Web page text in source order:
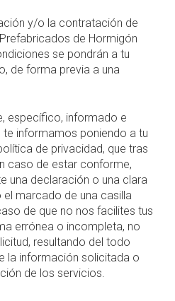
y/o la contratación de
de Hormigón
se pondrán a tu
de forma previa a una
específico, informado e
informamos poniendo a tu
de privacidad, que tras
caso de estar conforme,
una declaración o una clara
marcado de una casilla
de que no nos facilites tus
errónea o incompleta, no
resultando del todo
la información solicitada o
de los servicios.